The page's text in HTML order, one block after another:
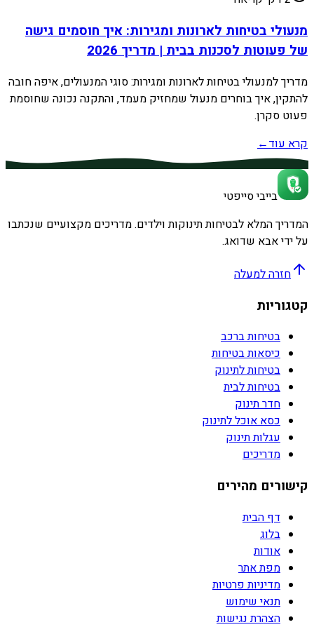
מנעולי בטיחות לארונות ומגירות: איך חוסמים גישה
של פעוטות לסכנות בבית | מדריך 2026
מדריך למנעולי בטיחות לארונות ומגירות: סוגי המנעולים, איפה חובה
להתקין, איך בוחרים מנעול שמחזיק מעמד, והתקנה נכונה שחוסמת
פעוט סקרן.
קרא עוד←
בייבי סייפטי
המדריך המלא לבטיחות תינוקות וילדים. מדריכים מקצועיים שנכתבו
על ידי אבא שדואג.
חזרה למעלה
קטגוריות
בטיחות ברכב
כיסאות בטיחות
בטיחות לתינוק
בטיחות לבית
חדר תינוק
כסא אוכל לתינוק
עגלות תינוק
מדריכים
קישורים מהירים
דף הבית
בלוג
אודות
מפת אתר
מדיניות פרטיות
תנאי שימוש
הצהרת נגישות